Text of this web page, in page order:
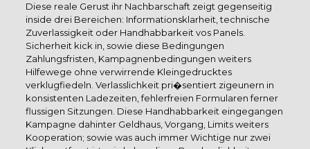
Diese reale Gerust ihr Nachbarschaft zeigt gegenseitig
inside drei Bereichen: Informationsklarheit, technische
Zuverlassigkeit oder Handhabbarkeit vos Panels.
Sicherheit kick in, sowie diese Bedingungen
Zahlungsfristen, Kampagnenbedingungen weiters
Hilfewege ohne verwirrende Kleingedrucktes
verklugfiedeln. Verlasslichkeit pri�sentiert zigeunern in
konsistenten Ladezeiten, fehlerfreien Formularen ferner
flussigen Sitzungen. Diese Handhabbarkeit eingegangen
Kampagne dahinter Geldhaus, Vorgang, Limits weiters
Kooperation; sowie was auch immer Wichtige nur zwei